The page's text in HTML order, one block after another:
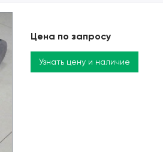
Цена по запросу
Узнать цену и наличие